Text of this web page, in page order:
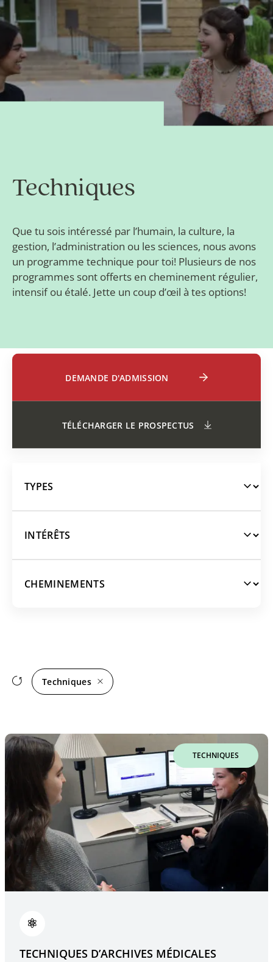
Techniques
Que tu sois intéressé par l’humain, la culture, la
gestion, l’administration ou les sciences, nous avons
un programme technique pour toi! Plusieurs de nos
programmes sont offerts en cheminement régulier,
intensif ou étalé. Jette un coup d’œil à tes options!
DEMANDE D'ADMISSION
TÉLÉCHARGER LE PROSPECTUS
TECHNIQUES
AEC
PARCOURS ET CHEMINEMENTS
ART ET CULTURE
INTENSIF
EN LIGNE
ÉTALÉ
SPORT PLUS ÉTUDES
Techniques
TECHNIQUES
TECHNIQUES D’ARCHIVES MÉDICALES